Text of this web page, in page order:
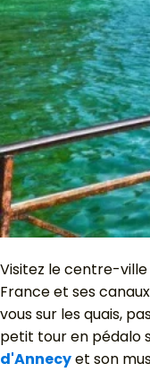
Visitez le centre-ville
France et ses
vous sur les quais,
petit tour en pédalo
d'Annecyet son